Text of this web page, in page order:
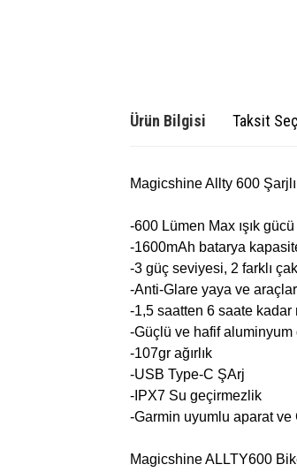
Ürün Bilgisi Taksit
Magicshine Allty 600
-600 Lümen Max ışık gücü
-1600mAh batarya
-3 güç seviyesi, 2 farklı
-Anti-Glare yaya ve
-1,5 saatten 6 saate kadar
-Güçlü ve hafif aluminyum
-107gr ağırlık
-USB Type-C ŞArj
-IPX7 Su geçirmezlik
-Garmin uyumlu aparat
Magicshine ALLTY600